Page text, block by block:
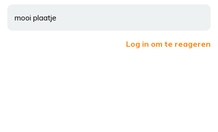
mooi plaatje
Log in om te reageren